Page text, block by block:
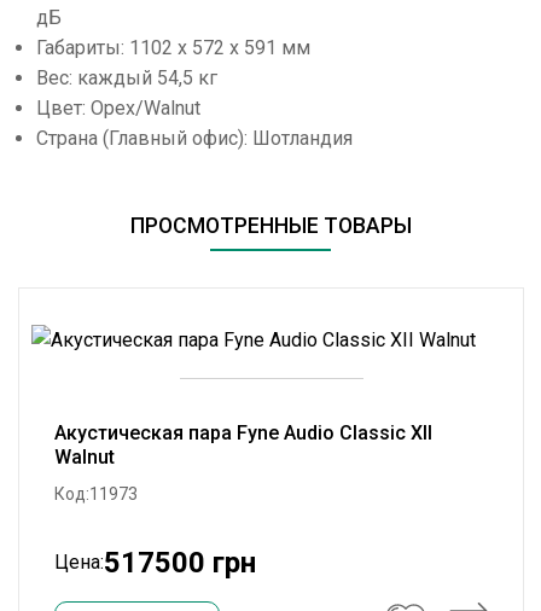
дБ
Габариты: 1102 х 572 х 591 мм
Вес: каждый 54,5 кг
Цвет: Орех/Walnut
Страна (Главный офис): Шотландия
ПРОСМОТРЕННЫЕ ТОВАРЫ
Акустическая пара Fyne Audio Classic XII
Walnut
Код:11973
Цена:517500 грн